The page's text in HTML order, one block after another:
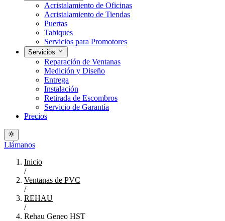
Acristalamiento de Oficinas
Acristalamiento de Tiendas
Puertas
Tabiques
Servicios para Promotores
Servicios
Reparación de Ventanas
Medición y Diseño
Entrega
Instalación
Retirada de Escombros
Servicio de Garantía
Precios
Llámanos
Inicio
/
Ventanas de PVC
/
REHAU
/
Rehau Geneo HST